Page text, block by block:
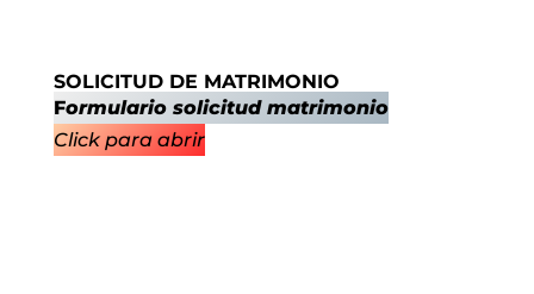
SOLICITUD DE MATRIMONIO
Formulario solicitud matrimonio
Click para abrir